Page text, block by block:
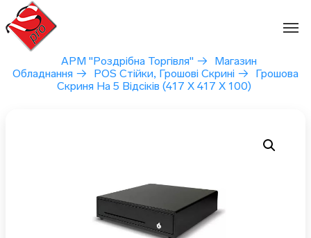
Перейти
вмісту
АРМ "Роздрібна Торгівля" →
Магазин
Обладнання → POS Стійки, Грошові Скрині →
Грошова
Скриня На 5 Відсіків (417 Х 417 Х 100)